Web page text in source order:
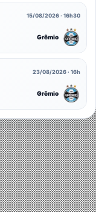
15/08/2026 · 16h30
Grêmio
23/08/2026 · 16h
Grêmio